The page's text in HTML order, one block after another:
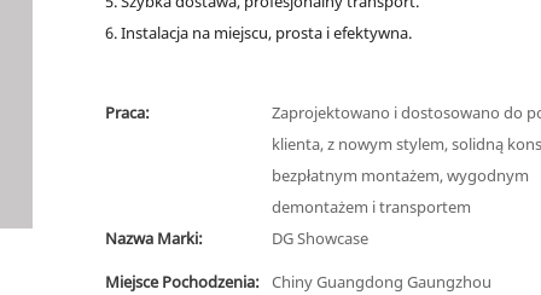
6. Instalacja na miejscu, prosta i efektywna.
Praca:
Zaprojektowano i dostosowano do
klienta, z nowym stylem, solidną
bezpłatnym montażem, wygodnym
demontażem i transportem
Nazwa Marki:
DG Showcase
Miejsce Pochodzenia: Chiny Guangdong Gaungzhou